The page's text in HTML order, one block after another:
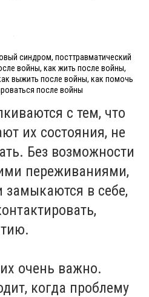
синдром, посттравматический
войны, как жить после войны,
выжить после войны, как помочь
после войны
с тем, что
их состояния, не
Без возможности
переживаниями,
замыкаются в себе,
очень важно.
когда проблему